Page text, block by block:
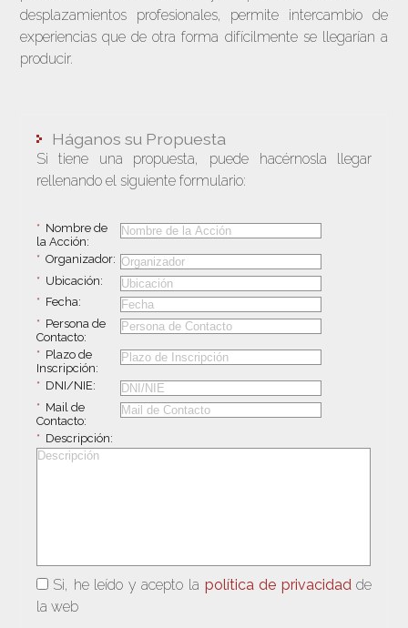
desplazamientos profesionales, permite intercambio de
experiencias que de otra forma difícilmente se llegarían a
producir.
Háganos su Propuesta
Si tiene una propuesta, puede hacérnosla llegar
rellenando el siguiente formulario:
* Nombre de
la Acción:
* Organizador:
* Ubicación:
* Fecha:
* Persona de
Contacto:
* Plazo de
Inscripción:
* DNI/NIE:
* Mail de
Contacto:
* Descripción:
Si, he leído y acepto la política de privacidadde
la web